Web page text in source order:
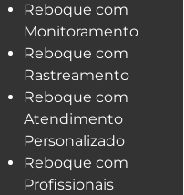
Reboque com
Monitoramento
Reboque com
Rastreamento
Reboque com
Atendimento
Personalizado
Reboque com
Profissionais